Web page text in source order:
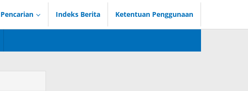
Pencarian Indeks Berita Ketentuan Penggunaan